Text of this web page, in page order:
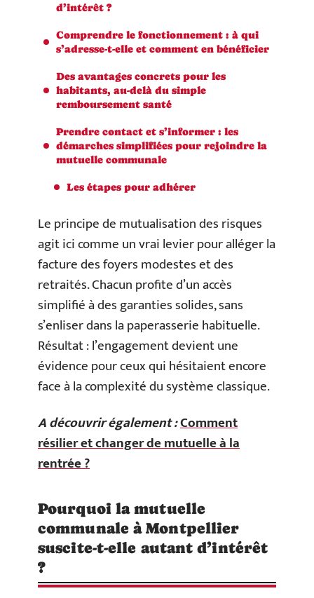
d’intérêt ?
Comprendre le fonctionnement : à qui
s’adresse-t-elle et comment en bénéficier
Des avantages concrets pour les
habitants, au-delà du simple
remboursement santé
Prendre contact et s’informer : les
démarches simplifiées pour rejoindre la
mutuelle communale
Les étapes pour adhérer
Le principe de mutualisation des risques
agit ici comme un vrai levier pour alléger la
facture des foyers modestes et des
retraités. Chacun profite d’un accès
simplifié à des garanties solides, sans
s’enliser dans la paperasserie habituelle.
Résultat : l’engagement devient une
évidence pour ceux qui hésitaient encore
face à la complexité du système classique.
A découvrir également :Comment
résilier et changer de mutuelle à la
rentrée ?
Pourquoi la mutuelle
communale à Montpellier
suscite-t-elle autant d’intérêt
?